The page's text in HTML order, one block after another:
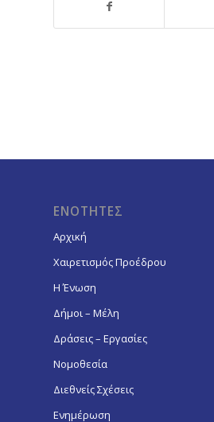
ΕΝΟΤΗΤΕΣ
Αρχική
Χαιρετισμός Προέδρου
Η Ένωση
Δήμοι – Μέλη
Δράσεις – Εργασίες
Νομοθεσία
Διεθνείς Σχέσεις
Ενημέρωση